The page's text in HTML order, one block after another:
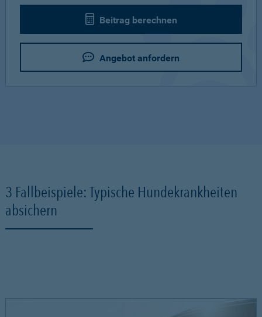
Beitrag berechnen
Angebot anfordern
3 Fallbeispiele: Typische Hundekrankheiten
absichern